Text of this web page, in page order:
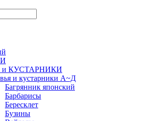
и КУСТАРНИКИ
и кустарники А~Д
Багрянник японский
Барбарисы
Бересклет
Бузины